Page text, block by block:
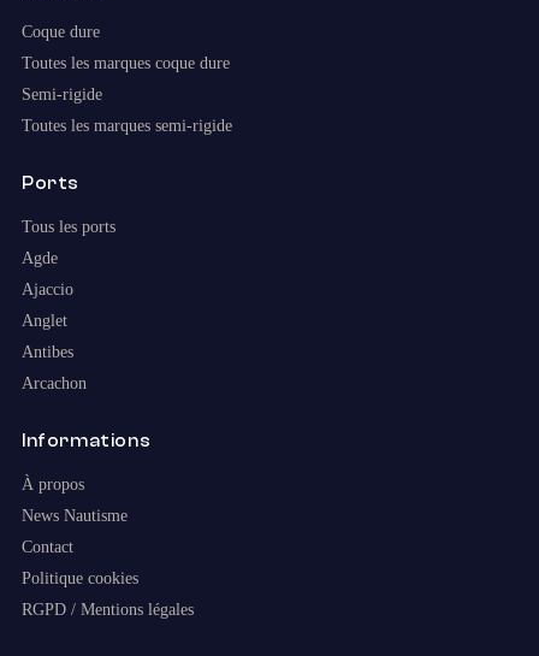
Coque dure
Toutes les marques coque dure
Semi-rigide
Toutes les marques semi-rigide
Ports
Tous les ports
Agde
Ajaccio
Anglet
Antibes
Arcachon
Informations
À propos
News Nautisme
Contact
Politique cookies
RGPD / Mentions légales